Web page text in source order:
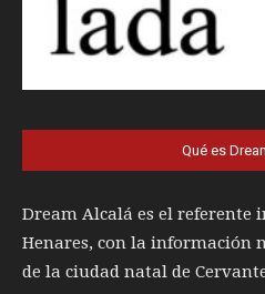
Qué es
Dream Alcalá es el referente
Henares, con la información
de la ciudad natal de